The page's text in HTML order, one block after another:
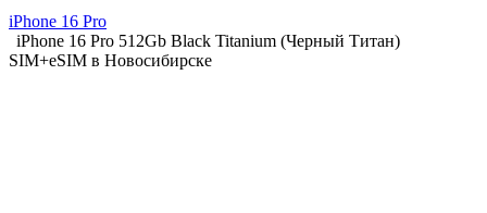
iPhone 16 Pro
iPhone 16 Pro 512Gb Black Titanium (Черный Титан)
SIM+eSIM в Новосибирске